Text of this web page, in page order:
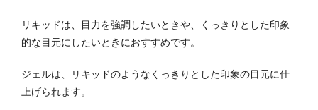
リキッドは、目力を強調したいときや、くっきりとした印象
的な目元にしたいときにおすすめです。
ジェルは、リキッドのようなくっきりとした印象の目元に仕
上げられます。